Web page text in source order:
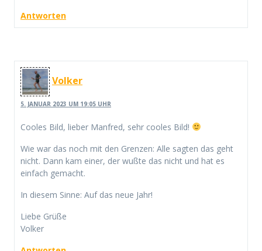
Antworten
Volker
5. JANUAR 2023 UM 19:05 UHR
Cooles Bild, lieber Manfred, sehr cooles Bild!
Wie war das noch mit den Grenzen: Alle sagten das geht
nicht. Dann kam einer, der wußte das nicht und hat es
einfach gemacht.
In diesem Sinne: Auf das neue Jahr!
Liebe Grüße
Volker